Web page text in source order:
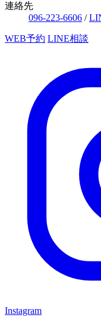
連絡先
096-223-6606 /
WEB予約 LINE相談
Instagram